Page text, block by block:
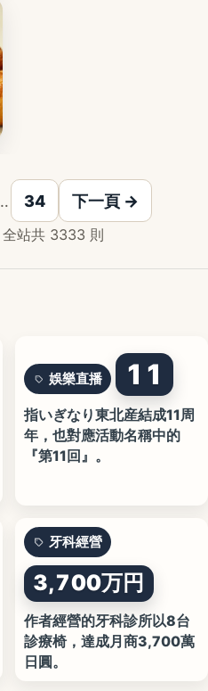
34 下一頁 →
站共 3333 則
娛樂直播 11
指いぎなり東北産結成11周
年，也對應活動名稱中的
『第11回』。
牙科經營
3,700万円
作者經營的牙科診所以8台
診療椅，達成月商3,700萬
日圓。